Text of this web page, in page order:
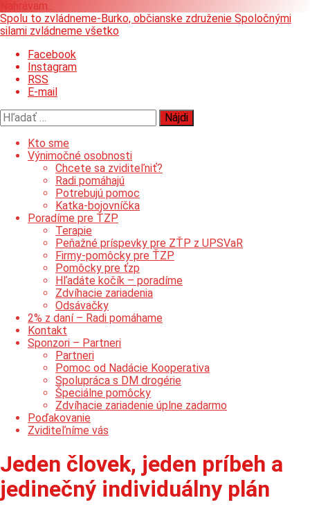
Nahrávam...
Prejsť
na
Spolu to zvládneme-Burko, občianske združenie Spoločnými
silami zvládneme všetko
Facebook
Instagram
RSS
E-mail
Hľadať:
Kto sme
Výnimočné osobnosti
Chcete sa zviditeľniť?
Radi pomáhajú
Potrebujú pomoc
Katka-bojovníčka
Poradíme pre ŤZP
Terapie
Peňažné príspevky pre ZŤP z UPSVaR
Firmy-pomôcky pre ŤZP
Pomôcky pre ťzp
Hľadáte kočík – poradíme
Zdvíhacie zariadenia
Odsávačky
2% z daní – Radi pomáhame
Kontakt
Sponzori – Partneri
Partneri
Pomoc od Nadácie Kooperativa
Spolupráca s DM drogérie
Špeciálne pomôcky
Zdvíhacie zariadenie úplne zadarmo
Poďakovanie
Zviditeľníme vás
Jeden človek, jeden príbeh a
jedinečný individuálny plán